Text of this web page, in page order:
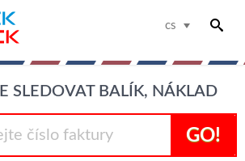
cs
SLEDOVAT BALÍK, NÁKLAD
GO!